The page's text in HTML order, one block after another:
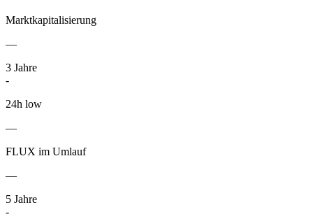
Marktkapitalisierung
—
3 Jahre
-
24h low
—
FLUX im Umlauf
—
5 Jahre
-